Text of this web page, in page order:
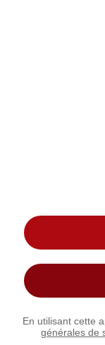
En utilisant cette
générales de